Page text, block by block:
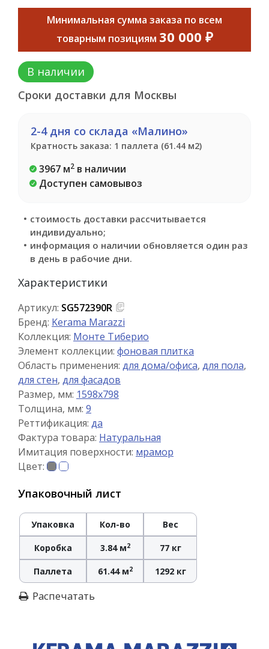
Минимальная сумма заказа по всем
товарным позициям 30 000 ₽
В наличии
Сроки доставки для Москвы
2-4 дня со склада «Малино»
Кратность заказа: 1 паллета (61.44 м2)
3967 м2 в наличии
Доступен самовывоз
стоимость доставки рассчитывается
индивидуально;
информация о наличии обновляется один раз
в день в рабочие дни.
Характеристики
Артикул: SG572390R
Бренд: Kerama Marazzi
Коллекция: Монте Тиберио
Элемент коллекции: фоновая плитка
Область применения: для дома/офиса, для пола,
для стен, для фасадов
Размер, мм: 1598x798
Толщина, мм: 9
Реттификация: да
Фактура товара: Натуральная
Имитация поверхности: мрамор
Цвет:
Упаковочный лист
Упаковка Кол-во Вес
Коробка 3.84 м2 77 кг
Паллета 61.44 м2 1292 кг
Распечатать